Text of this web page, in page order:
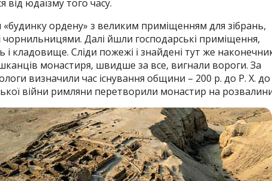
від юдаїзму того часу.
ордену» з великим приміщенням для зібрань,
чорнильницями. Далі йшли господарські приміщення,
кладовище. Сліди пожежі і знайдені тут же
монастиря, швидше за все, вигнали вороги. За
визначили час існування общини – 200 р. до Р. X. до
війни римляни перетворили монастир на